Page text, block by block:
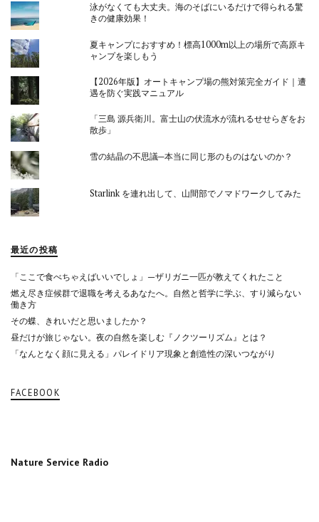
泳がなくても大丈夫。海のそばにいるだけで得られる驚
きの健康効果！
夏キャンプにおすすめ！標高1000m以上の場所で高原キ
ャンプを楽しもう
【2026年版】オートキャンプ場の熊対策完全ガイド｜遭
遇を防ぐ実践マニュアル
「三島 源兵衛川。富士山の伏流水が流れるせせらぎをお
散歩」
雪の結晶の不思議─本当に同じ形のものはないのか？
Starlink を連れ出して、山間部でノマドワークしてみた
最近の投稿
「ここで食べちゃえばいいでしょ」—ザリガニ一匹が教えてくれたこと
燃え尽き症候群で退職を考えるあなたへ。自然と哲学に学ぶ、すり減らない
働き方
その蝶、きれいだと思いましたか？
昼だけが旅じゃない。夜の自然を楽しむ『ノクツーリズム』とは？
「なんとなく顔に見える」パレイドリア現象と創造性の深いつながり
FACEBOOK
Nature Service Radio